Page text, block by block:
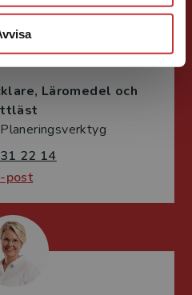
Läromedel och
22 14
post